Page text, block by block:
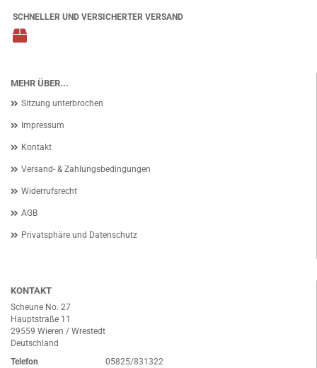
SCHNELLER UND VERSICHERTER VERSAND
MEHR ÜBER...
Sitzung unterbrochen
Impressum
Kontakt
Versand- & Zahlungsbedingungen
Widerrufsrecht
AGB
Privatsphäre und Datenschutz
KONTAKT
Scheune No. 27
Hauptstraße 11
29559 Wieren / Wrestedt
Deutschland
Telefon
05825/831322